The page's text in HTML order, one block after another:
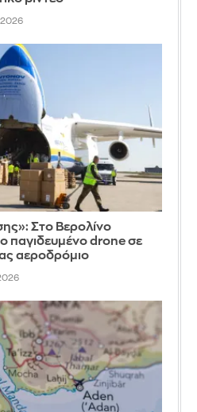
Στο Βερολίνο
παγιδευμένο drone σε
αεροδρόμιο